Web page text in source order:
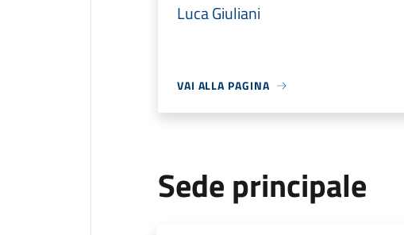
Luca Giuliani
VAI ALLA PAGINA
Sede principale